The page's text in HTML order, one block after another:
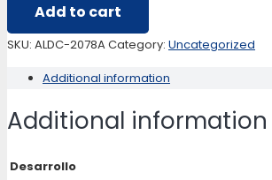
DE
quantity
Add to cart
SKU: ALDC-2078ACategory: Uncategorized
Additional information
Additional information
Desarrollo